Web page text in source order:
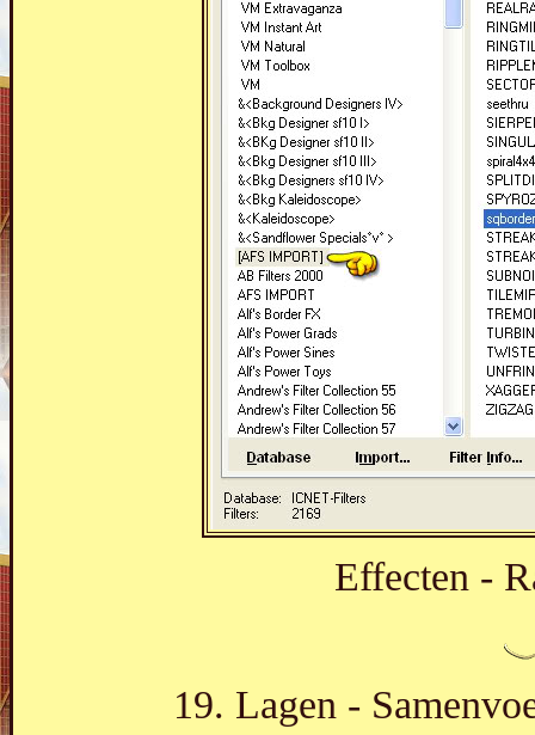
Effecten -
19. Lagen -